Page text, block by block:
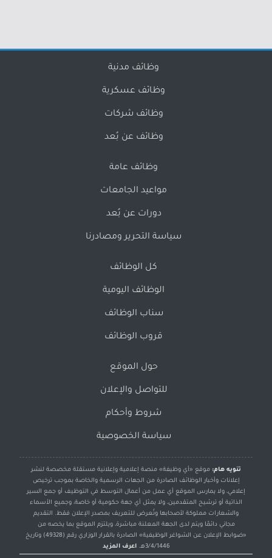
وظائف مدنية
وظائف عسكرية
وظائف شركات
وظائف عن بُعد
وظائف عامة
مواعيد الجامعات
دورات عن بُعد
سياسة التحرير ومصادرنا
كل الوظائف
الوظائف اليومية
سناب الوظائف
قروب الوظائف
حول الموقع
للتواصل والإعلان
شروط وأحكام
سياسة الخصوصية
تنويه هام: موقع «أي وظيفة» منصة إعلامية وإعلانية مستقلة مخصصة لنشر
إعلانات وأخبار الوظائف الصادرة من الجهات الرسمية والخاصة بموجب ترخيص
إعلامي، ولا يمارس الموقع أي عمل من أعمال التوسط في التوظيف أو جمع السير
الذاتية أو ترشيح المتقدمين، ولا يمثل أي جهة حكومية أو خاصة، وجميع الأسماء
والشعارات مملوكة لأصحابها وتُعرض للتعريف بمصدر الإعلان فقط. التقديم
مجاني دائمًا ويتم لدى الجهة المعلنة مباشرة، ويلتزم الموقع بما يخصه من
«ضوابط الإعلان عن الشواغر الوظيفية» الصادرة بالقرار الوزاري رقم (49328) وتاريخ
3/4/1446هـ.
اعرف المزيد